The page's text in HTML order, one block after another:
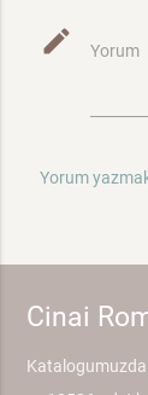
mode_edit Yorum
Yorum
Cinai
Katalogumuzda